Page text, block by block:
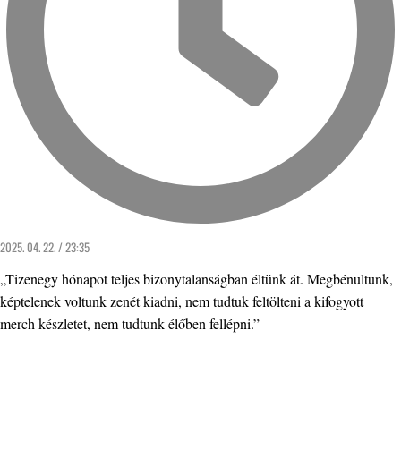
2025. 04. 22. / 23:35
„Tizenegy hónapot teljes bizonytalanságban éltünk át. Megbénultunk,
képtelenek voltunk zenét kiadni, nem tudtuk feltölteni a kifogyott
merch készletet, nem tudtunk élőben fellépni.”